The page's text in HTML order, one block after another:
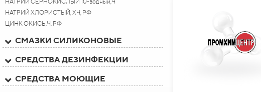
НАТРИЙ ХЛОРИСТЫЙ, ХЧ, РФ
ЦИНК ОКИСЬ,Ч, РФ
СМАЗКИ СИЛИКОНОВЫЕ
СРЕДСТВА ДЕЗИНФЕКЦИИ
СРЕДСТВА МОЮЩИЕ